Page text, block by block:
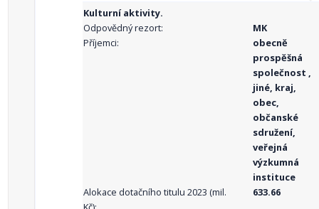
Kulturní aktivity.
Odpovědný rezort:
MK
Příjemci:
obecně
prospěšná
společnost ,
jiné, kraj,
obec,
občanské
sdružení,
veřejná
výzkumná
instituce
Alokace dotačního titulu 2023 (mil.
633.66